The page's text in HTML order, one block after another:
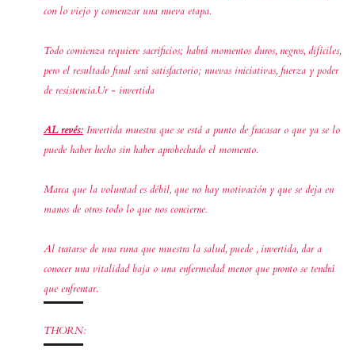
con lo viejo y comenzar una nueva etapa.
Todo comienza requiere sacrificios; habrá momentos duros, negros, difíciles,
pero el resultado final será satisfactorio; nuevas iniciativas, fuerza y poder
de resistencia.Ur - invertida
AL revés: Invertida muestra que se está a punto de fracasar o que ya se lo
puede haber hecho sin haber aprobechado el momento.
Marca que la voluntad es débil, que no hay motivación y que se deja en
manos de otros todo lo que nos concierne.
Al tratarse de una runa que muestra la salud, puede , invertida, dar a
conocer una vitalidad baja o una enfermedad menor que pronto se tendrá
que enfrentar.
THORN: